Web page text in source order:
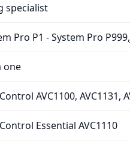
specialist
Pro P1 - System Pro
one
AVC1100, AVC1131,
Essential AVC1110